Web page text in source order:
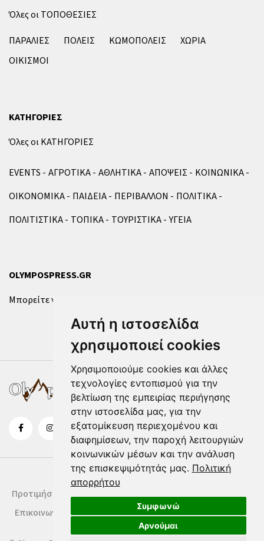
Αυτή η ιστοσελίδα
χρησιμοποιεί cookies
Χρησιμοποιούμε cookies και άλλες
τεχνολογίες εντοπισμού για την
βελτίωση της εμπειρίας περιήγησης
στην ιστοσελίδα μας, για την
εξατομίκευση περιεχομένου και
διαφημίσεων, την παροχή λειτουργιών
κοινωνικών μέσων και την ανάλυση
της επισκεψιμότητάς μας. Πολιτική
απορρήτου
Συμφωνώ
Αρνούμαι
Όλες οι ΤΟΠΟΘΕΣΙΕΣ
ΠΑΡΑΛΙΕΣ
ΠΟΛΕΙΣ ΚΩΜΟΠΟΛΕΙΣ
ΧΩΡΙΑ
ΟΙΚΙΣΜΟΙ
ΚΑΤΗΓΟΡΙΕΣ
Όλες οι ΚΑΤΗΓΟΡΙΕΣ
EVENTS ΑΓΡΟΤΙΚΑ ΑΘΛΗΤΙΚΑ ΑΠΟΨΕΙΣ
ΚΟΙΝΩΝΙΚΑ
ΟΙΚΟΝΟΜΙΚΑ
ΠΑΙΔΕΙΑ ΠΕΡΙΒΑΛΛΟΝ
ΠΟΛΙΤΙΚΑ
ΠΟΛΙΤΙΣΤΙΚΑ
ΤΟΠΙΚΑ ΤΟΥΡΙΣΤΙΚΑ ΥΓΕΙΑ
OLYMPOSPRESS.GR
Μπορείτε να επικοινωνήσετε μαζί μας μέσω της
Προτιμήσεις Cookies Δήλωση Cookies Όροι Χρήσης
Επικοινωνία